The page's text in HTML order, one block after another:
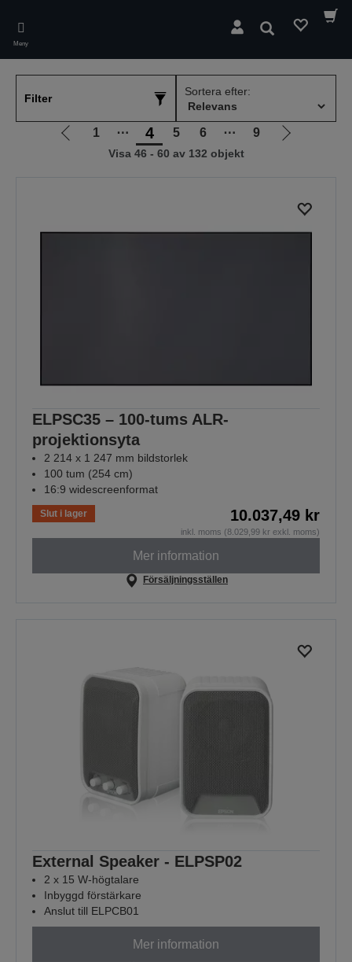
main
content
Meny
Sök
Filter
Sortera efter:
Gå
1 ⋯ 4 5 6 ⋯ 9
Gå
Visa 46 - 60 av 132 objekt
ELPSC35 – 100-tums ALR-
projektionsyta
2 214 x 1 247 mm bildstorlek
100 tum (254 cm)
16:9 widescreenformat
Slut i lager 10.037,49 kr
inkl. moms (8.029,99 kr exkl. moms)
Mer information
Försäljningsställen
External Speaker - ELPSP02
2 x 15 W-högtalare
Inbyggd förstärkare
Anslut till ELPCB01
Mer information